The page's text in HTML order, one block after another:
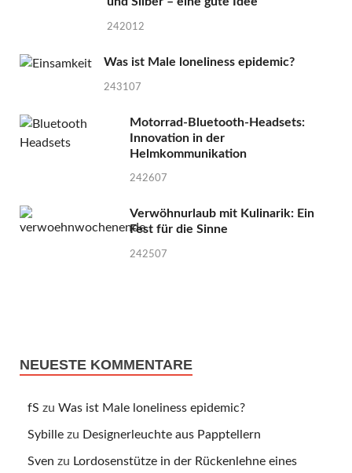
242012
Was ist Male loneliness epidemic?
243107
Motorrad-Bluetooth-Headsets:
Innovation in der
Helmkommunikation
242607
Verwöhnurlaub mit Kulinarik: Ein
Fest für die Sinne
242507
NEUESTE KOMMENTARE
fS zu Was ist Male loneliness epidemic?
Sybille zu Designerleuchte aus Papptellern
Sven zu Lordosenstütze in der Rückenlehne eines